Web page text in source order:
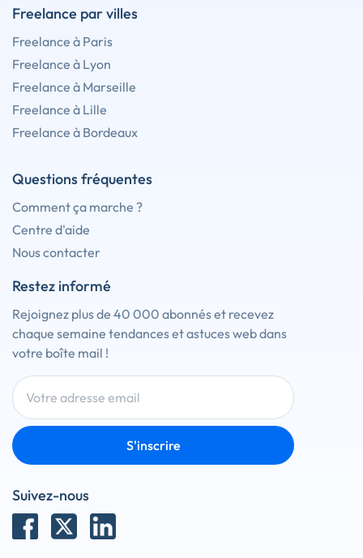
Freelance par villes
Freelance à Paris
Freelance à Lyon
Freelance à Marseille
Freelance à Lille
Freelance à Bordeaux
Questions fréquentes
Comment ça marche ?
Centre d'aide
Nous contacter
Restez informé
Rejoignez plus de 40 000 abonnés et recevez
chaque semaine tendances et astuces web dans
votre boîte mail !
S'inscrire
Suivez-nous